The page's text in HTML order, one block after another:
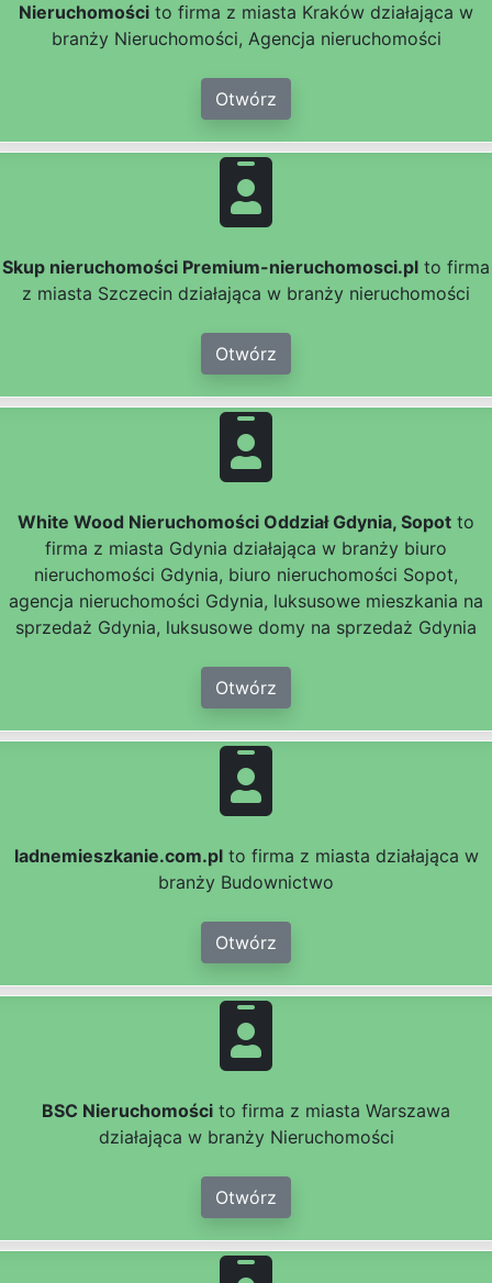
Nieruchomości to firma z miasta Kraków działająca w
branży Nieruchomości, Agencja nieruchomości
Otwórz
Skup nieruchomości Premium-nieruchomosci.pl to firma
z miasta Szczecin działająca w branży nieruchomości
Otwórz
White Wood Nieruchomości Oddział Gdynia, Sopot to
firma z miasta Gdynia działająca w branży biuro
nieruchomości Gdynia, biuro nieruchomości Sopot,
agencja nieruchomości Gdynia, luksusowe mieszkania na
sprzedaż Gdynia, luksusowe domy na sprzedaż Gdynia
Otwórz
ladnemieszkanie.com.plto firma z miasta działająca w
branży Budownictwo
Otwórz
BSC Nieruchomości to firma z miasta Warszawa
działająca w branży Nieruchomości
Otwórz